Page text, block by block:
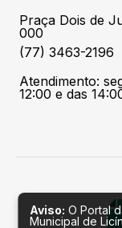
Praça Dois de
000
(77) 3463-2196
Atendimento:
12:00 e das
Aviso: O Portal
Municipal de